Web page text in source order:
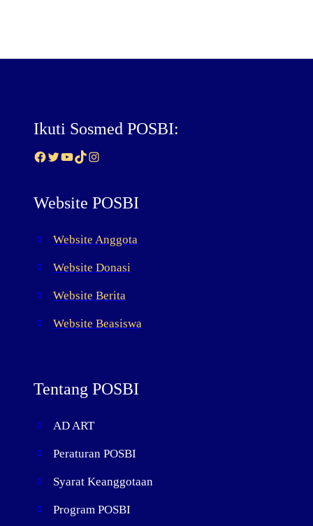
Ikuti Sosmed POSBI:
Facebook Twitter YouTube TikTok Instagram
Website POSBI
Website Anggota
Website Donasi
Website Berita
Website Beasiswa
Tentang POSBI
AD ART
Peraturan POSBI
Syarat Keanggotaan
Program POSBI